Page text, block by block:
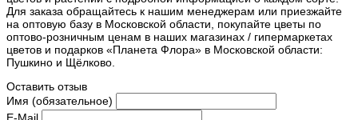
Для заказа обращайтесь к нашим менеджерам или приезжайте
на оптовую базу в Московской области, покупайте цветы по
оптово-розничным ценам в наших магазинах / гипермаркетах
цветов и подарков «Планета Флора» в Московской области:
Пушкино и Щёлково.
Оставить отзыв
Имя (обязательное)